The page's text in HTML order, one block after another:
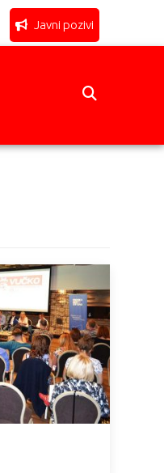
Javni pozivi